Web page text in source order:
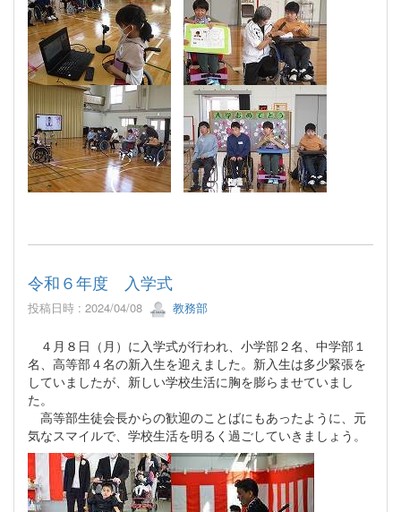
令和６年度 入学式
投稿日時 : 2024/04/08 教務部
４月８日（月）に入学式が行われ、小学部２名、中学部１
名、高等部４名の新入生を迎えました。新入生は多少緊張を
していましたが、新しい学校生活に胸を膨らませていまし
た。
高等部生徒会長からの歓迎のことばにもあったように、元
気なスマイルで、学校生活を明るく過ごしていきましょう。